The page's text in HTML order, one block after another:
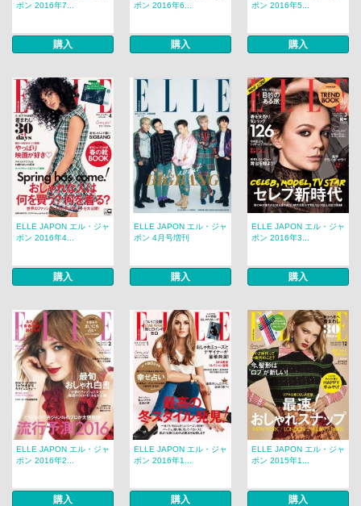
ポン 2016年7...
購入
ポン 2016年6...
購入
ポン 2016年5...
購入
ELLE JAPON エル・ジャ
ポン 2016年4...
購入
ELLE JAPON エル・ジャ
ポン 4月号増刊
購入
ELLE JAPON エル・ジャ
ポン 2016年3...
購入
ELLE JAPON エル・ジャ
ポン 2016年2...
購入
ELLE JAPON エル・ジャ
ポン 2016年1...
購入
ELLE JAPON エル・ジャ
ポン 2015年1...
購入